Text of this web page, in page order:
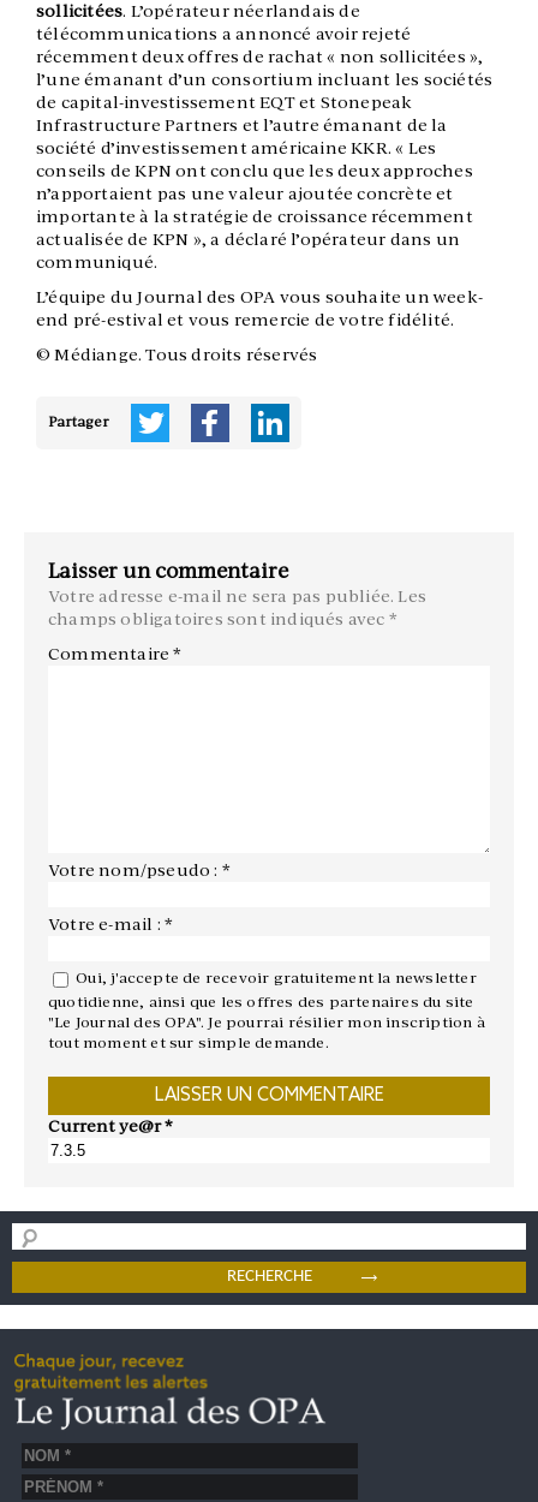
sollicitées. L’opérateur néerlandais de
télécommunications a annoncé avoir rejeté
récemment deux offres de rachat « non sollicitées »,
l’une émanant d’un consortium incluant les sociétés
de capital-investissement EQT et Stonepeak
Infrastructure Partners et l’autre émanant de la
société d’investissement américaine KKR. « Les
conseils de KPN ont conclu que les deux approches
n’apportaient pas une valeur ajoutée concrète et
importante à la stratégie de croissance récemment
actualisée de KPN », a déclaré l’opérateur dans un
communiqué.
L’équipe du Journal des OPA vous souhaite un week-
end pré-estival et vous remercie de votre fidélité.
© Médiange. Tous droits réservés
Partager
Laisser un commentaire
Votre adresse e-mail ne sera pas publiée. Les
champs obligatoires sont indiqués avec *
Commentaire*
Votre nom/pseudo : *
Votre e-mail : *
Oui, j'accepte de recevoir gratuitement la newsletter
quotidienne, ainsi que les offres des partenaires du site
"Le Journal des OPA". Je pourrai résilier mon inscription à
tout moment et sur simple demande.
Current ye@r*